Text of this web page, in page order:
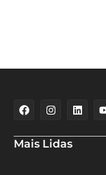
Mais Lidas